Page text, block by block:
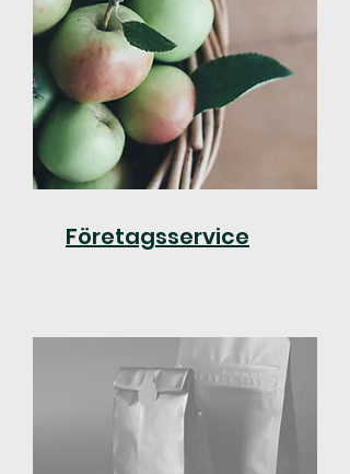
Företagsservice